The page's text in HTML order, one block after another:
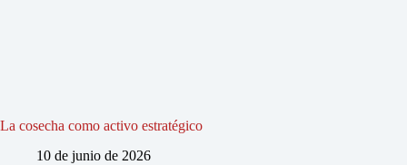
La cosecha como activo estratégico
10 de junio de 2026